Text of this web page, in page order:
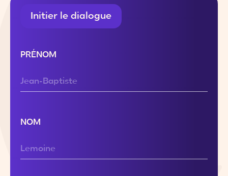
Initier le dialogue
PRÉNOM
NOM